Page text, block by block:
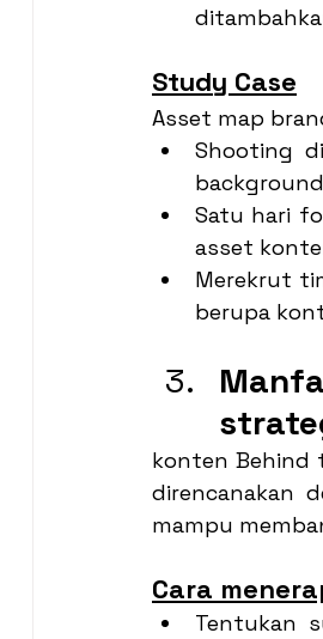
Study Case
Asset map
Shooting
Satu hari
asset
Merekrut
berupa
konten Behind
direncanakan
mampu
Cara
Tentukan